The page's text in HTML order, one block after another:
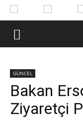
GÜNCEL
Bakan
Ziyaretçi